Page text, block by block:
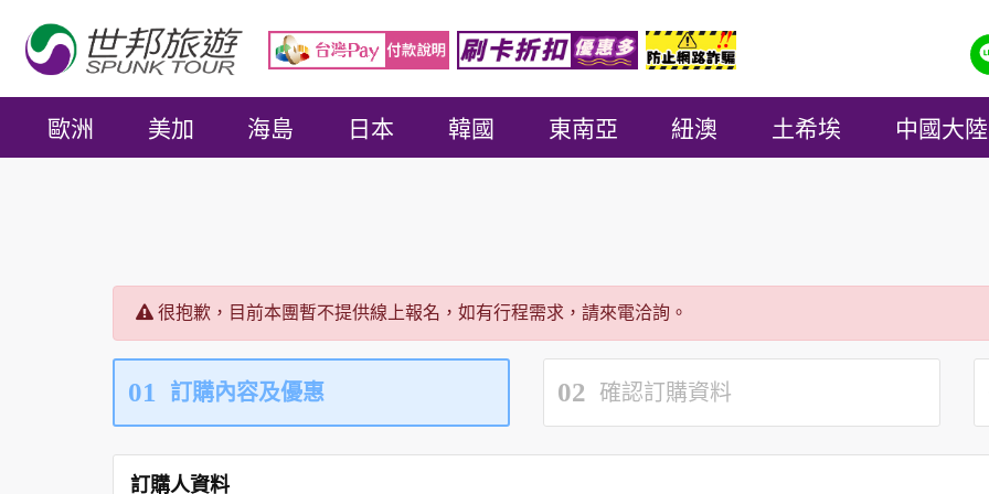
歐洲 美加 海島 日本 韓國 東南亞 紐澳 土希埃 中國大陸
很抱歉，目前本團暫不提供線上報名，如有行程需求，請來電洽詢。
01 訂購內容及優惠 02 確認訂購資料
訂購人資料